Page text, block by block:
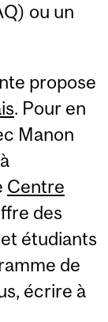
ou un
propose
. Pour en
Manon
Centre
des
étudiants
de
écrire à